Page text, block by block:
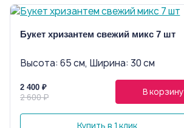
Букет хризантем свежий микс 7 шт
Высота: 65 см, Ширина: 30 см
2 400 ₽
2 600 ₽ В корзину
Купить в 1 клик